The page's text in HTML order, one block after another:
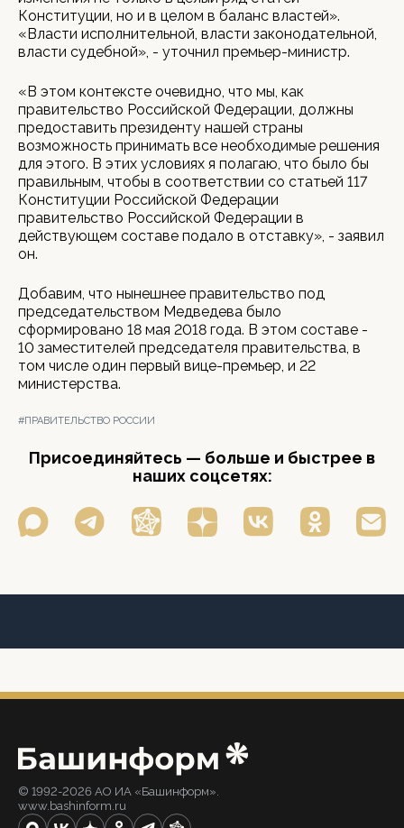
Конституции, но и в целом в баланс властей».
«Власти исполнительной, власти законодательной,
власти судебной», - уточнил премьер-министр.
«В этом контексте очевидно, что мы, как
правительство Российской Федерации, должны
предоставить президенту нашей страны
возможность принимать все необходимые решения
для этого. В этих условиях я полагаю, что было бы
правильным, чтобы в соответствии со статьей 117
Конституции Российской Федерации
правительство Российской Федерации в
действующем составе подало в отставку», - заявил
он.
Добавим, что нынешнее правительство под
председательством Медведева было
сформировано 18 мая 2018 года. В этом составе -
10 заместителей председателя правительства, в
том числе один первый вице-премьер, и 22
министерства.
#ПРАВИТЕЛЬСТВО РОССИИ
Присоединяйтесь — больше и быстрее в
наших соцсетях:
© 1992-2026 АО ИА «Башинформ».
www.bashinform.ru